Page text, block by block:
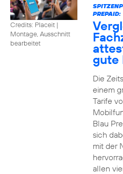
Credits: Placeit |
Montage, Ausschnitt
bearbeitet
PREPAID:
gute
Die
einem
Tarife
Blau
sich
mit der
allen